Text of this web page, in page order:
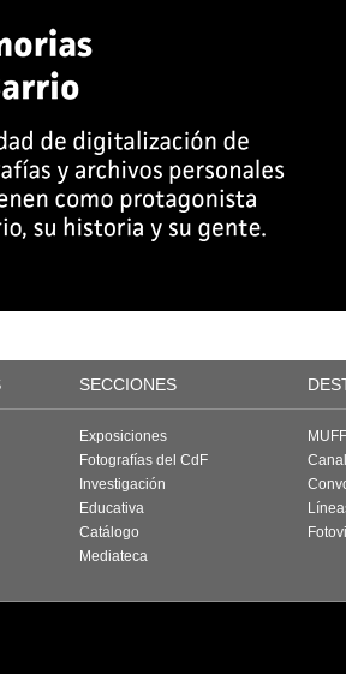
SECCIONES
Exposiciones
Fotografías del CdF
Investigación
Educativa
Catálogo
Mediateca